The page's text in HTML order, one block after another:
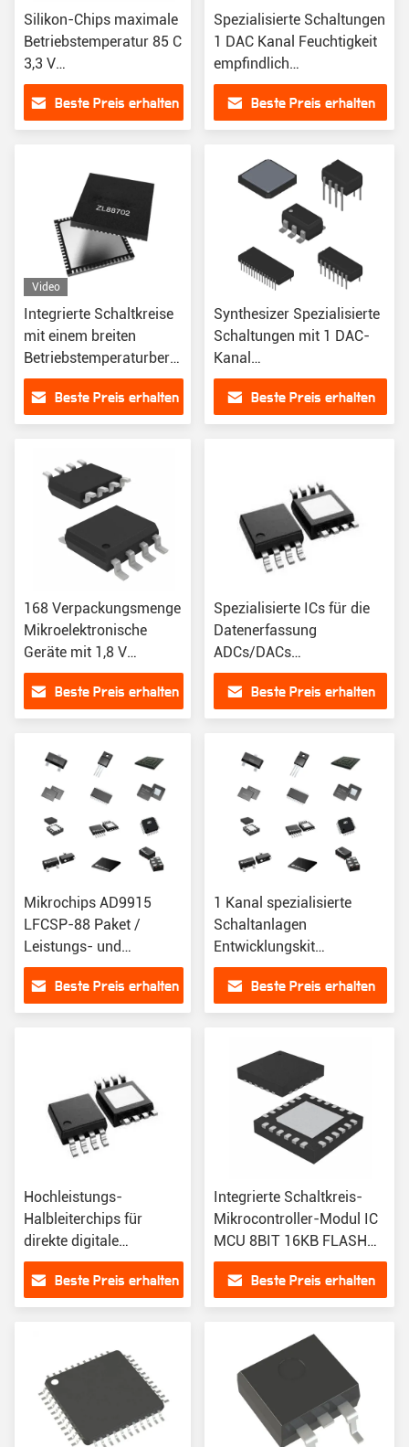
Silikon-Chips maximale
Betriebstemperatur 85 C
3,3 V
Versorgungsspannung
für Industriezweige
Beste Preis erhalten
Spezialisierte Schaltungen
1 DAC Kanal Feuchtigkeit
empfindlich
Mindestbetriebstemperatur
40 C
Beste Preis erhalten
Video
Integrierte Schaltkreise
mit einem breiten
Betriebstemperaturbereich
von 40 °C bis 85 °C
Beste Preis erhalten
Synthesizer Spezialisierte
Schaltungen mit 1 DAC-
Kanal
Höchstbetriebstemperatur
85 C
Beste Preis erhalten
168 Verpackungsmenge
Mikroelektronische
Geräte mit 1,8 V
Versorgungsspannung
Min
Beste Preis erhalten
Spezialisierte ICs für die
Datenerfassung
ADCs/DACs
Serienschnittstelle und
RoHS-Details
Beste Preis erhalten
Mikrochips AD9915
LFCSP-88 Paket /
Leistungs- und
Effizienzfall
Beste Preis erhalten
1 Kanal spezialisierte
Schaltanlagen
Entwicklungskit
AD9915/PCBZ für
ADCs/DACs zur
Datenerfassung
Beste Preis erhalten
Hochleistungs-
Halbleiterchips für
direkte digitale
Synthesen AD9915-
SerieBeste Preis erhalten
Integrierte Schaltkreis-
Mikrocontroller-Modul IC
MCU 8BIT 16KB FLASH
24VQFN ATTINY1607-
MFR
Induktionsmikrocontroller
Beste Preis erhalten